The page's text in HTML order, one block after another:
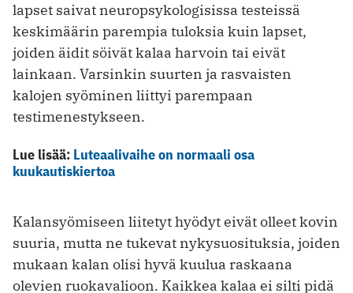
lapset saivat neuropsykologisissa testeissä
keskimäärin parempia tuloksia kuin lapset,
joiden äidit söivät kalaa harvoin tai eivät
lainkaan. Varsinkin suurten ja rasvaisten
kalojen syöminen liittyi parempaan
testimenestykseen.
Lue lisää: Luteaalivaihe on normaali osa
kuukautiskiertoa
Kalansyömiseen liitetyt hyödyt eivät olleet kovin
suuria, mutta ne tukevat nykysuosituksia, joiden
mukaan kalan olisi hyvä kuulua raskaana
olevien ruokavalioon. Kaikkea kalaa ei silti pidä